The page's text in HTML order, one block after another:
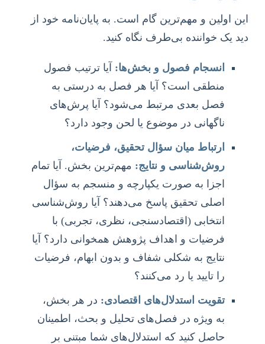
این اولین و مهم‌ترین گام است. به پایان‌نامه خود از
دید یک خواننده بی‌طرف نگاه کنید.
انسجام فصول و بخش‌ها: آیا ترتیب فصول
منطقی است؟ آیا هر فصل به درستی به
فصل بعدی مرتبط می‌شود؟ آیا پرش‌های
ناگهانی در موضوع یا لحن وجود دارد؟
ارتباط میان سؤال تحقیق، فرضیات،
روش‌شناسی و نتایج: مهم‌ترین بخش. آیا تمام
اجزا به صورت یکپارچه و منسجم به سؤال
اصلی تحقیق پاسخ می‌دهند؟ آیا روش‌شناسی
انتخابی (اقتصادسنجی، نظری، تجربی) با
فرضیات و اهداف پژوهش همخوانی دارد؟ آیا
نتایج به شکلی شفاف و بدون ابهام، فرضیات
را تایید یا رد می‌کنند؟
تقویت استدلال‌های اقتصادی: در هر بخش،
به ویژه در فصل‌های تحلیل و بحث، اطمینان
حاصل کنید که استدلال‌های شما مبتنی بر